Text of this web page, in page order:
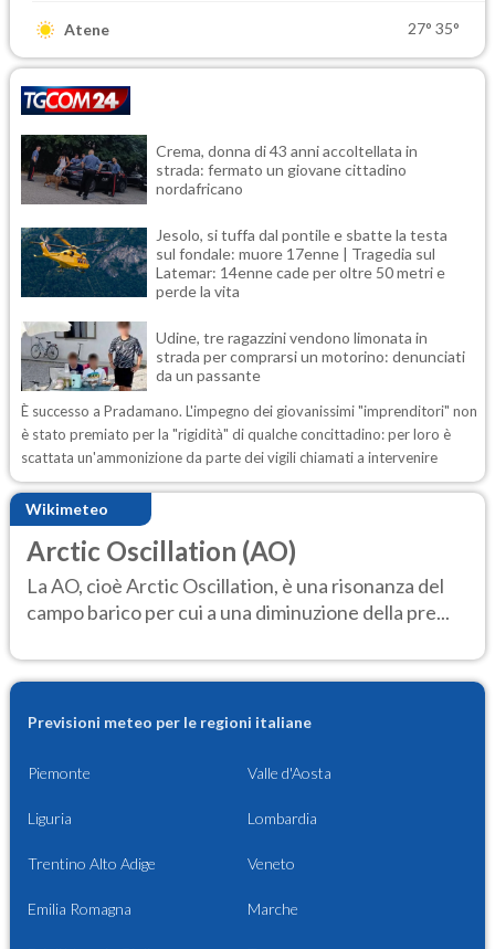
Atene 27° 35°
Crema, donna di 43 anni accoltellata in
strada: fermato un giovane cittadino
nordafricano
Jesolo, si tuffa dal pontile e sbatte la testa
sul fondale: muore 17enne | Tragedia sul
Latemar: 14enne cade per oltre 50 metri e
perde la vita
Udine, tre ragazzini vendono limonata in
strada per comprarsi un motorino: denunciati
da un passante
È successo a Pradamano. L'impegno dei giovanissimi "imprenditori" non
è stato premiato per la "rigidità" di qualche concittadino: per loro è
scattata un'ammonizione da parte dei vigili chiamati a intervenire
Wikimeteo
Arctic Oscillation (AO)
La AO, cioè Arctic Oscillation, è una risonanza del
campo barico per cui a una diminuzione della pre...
Previsioni meteo per le regioni italiane
Piemonte Valle d'Aosta
Liguria Lombardia
Trentino Alto Adige Veneto
Emilia Romagna Marche